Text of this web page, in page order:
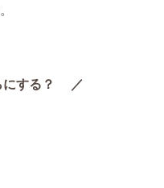
にする？ ／